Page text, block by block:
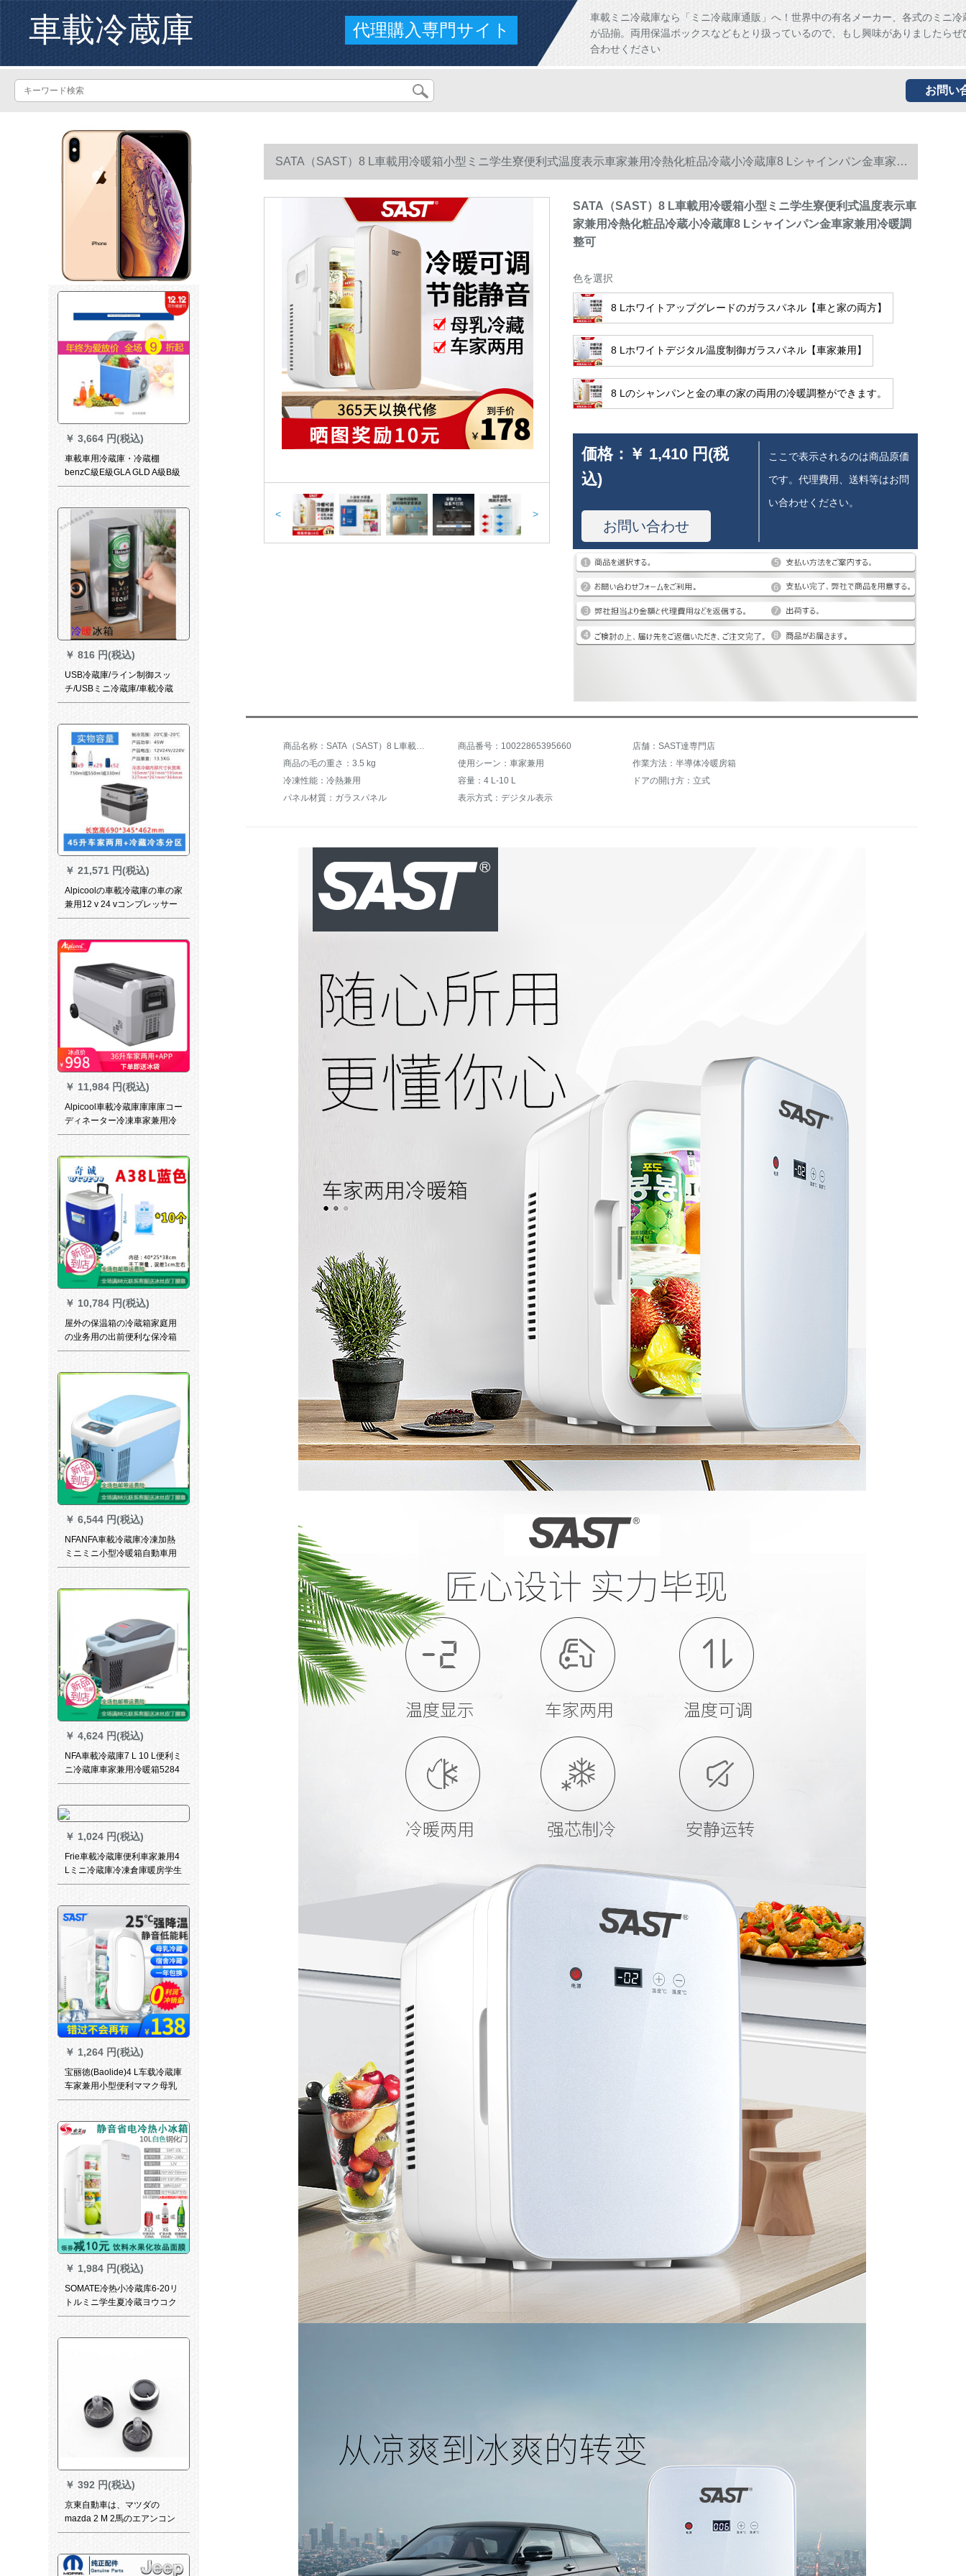
車載冷蔵庫 代理購入専門サイト
車載ミニ冷蔵庫なら「ミニ冷蔵庫通販」へ！世界中の有名メーカー、各式のミニ冷
が品揃。両用保温ボックスなどもとり扱っているので、もし興味がありましたらぜ
合わせください
お問い
￥ 3,664 円(税込)
車載車用冷蔵庫・冷蔵棚
benzC級E級GLA GLD A級B級
自動車車載冷蔵庫両用12小型
12 V【自家用車両用】7.5 L
￥ 816 円(税込)
USB冷蔵庫/ライン制御スッ
チ/USBミニ冷蔵庫/車載冷蔵
庫/冷凍暖房/2用/大型冷蔵をよ
￥ 21,571 円(税込)
Alpicoolの車載冷蔵庫の車の家
兼用12 v 24 vコンプレッサー
冷凍小型ミニ冷凍寮の冷凍45
ィション
￥ 11,984 円(税込)
Alpicool車載冷蔵庫庫庫庫コー
ディネーター冷凍車家兼用冷
蔵冷凍12 V 24 V屋外便利レバ
用+APP+ダブルウィンター
￥ 10,784 円(税込)
屋外の保温箱の冷蔵箱家庭用
の业务用の出前便利な保冷箱
の钓り用の车载冷蔵库のサズ
轮付の青い色をして10アイス
￥ 6,544 円(税込)
NFANFA車載冷蔵庫冷凍加熱
ミニミニ小型冷暖箱自動車用
便利冷蔵庫12 V 8 Lダンベル
￥ 4,624 円(税込)
NFA車載冷蔵庫7 L 10 L便利ミ
ニ冷蔵庫車家兼用冷暖箱5284
他色車家兼用タピプ
￥ 1,024 円(税込)
Frie車載冷蔵庫便利車家兼用4
Lミニ冷蔵庫冷凍倉庫暖房学生
寮旅行屋外冷暖房室4 L青車用
￥ 1,264 円(税込)
宝丽徳(Baolide)4 L车载冷蔵庫
车家兼用小型便利ママク母乳
化粧品小冷蔵庫ミニ学生寮6リ
￥ 1,984 円(税込)
SOMATE冷热小冷蔵库6-20リ
トルミニ学生夏冷蔵ヨウコク
ドリンクワイレンビ化粧品母
￥ 392 円(税込)
京東自動車は、マツダの
mazda 2 M 2馬のエアンコン
のつけますに適しています。
改造して、アンブランドの店
をオープンします。
SATA（SAST）8 L車載用冷暖箱小型ミニ学生寮便利式温度表示車家兼用冷熱化粧品冷蔵小冷蔵庫8 Lシャインパン金車家兼
用冷暖調整可
< >
SATA（SAST）8 L車載用冷暖箱小型ミニ学生寮便利式温度表示車
家兼用冷熱化粧品冷蔵小冷蔵庫8 Lシャインパン金車家兼用冷暖調
整可
色を選択
8 Lホワイトアップグレードのガラスパネル【車と家の両方】
8 Lホワイトデジタル温度制御ガラスパネル【車家兼用】
8 Lのシャンパンと金の車の家の両用の冷暖調整ができます。
価格： ￥ 1,410 円(税
込)
お問い合わせ
ここで表示されるのは商品原価
です。代理費用、送料等はお問
い合わせください。
商品名称：SATA（SAST）8 L車載用冷暖箱小型ミニ学生寮便利式温度表示車家兼用冷熱化粧品冷蔵小冷蔵庫8 Lシャンパン金車家兼用冷暖調整可 商品番号：10022865395660
店舗：SAST達専門店
商品の毛の重さ：3.5 kg
使用シーン：車家兼用
作業方法：半導体冷暖房箱
冷凍性能：冷熱兼用
容量：4 L-10 L
ドアの開け方：立式
パネル材質：ガラスパネル
表示方式：デジタル表示